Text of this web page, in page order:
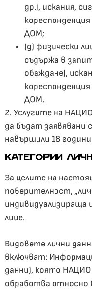
др.), искания,
ДОМ;
(д) физически
съдържа в
обаждане),
ДОМ.
2. Услугите на
да бъдат заявявани
навършили 18 години.
КАТЕГОРИИ
За целите на
поверителност,
индивидуализираща
лице.
Видовете лични
включват:
данни), която
обработва относно